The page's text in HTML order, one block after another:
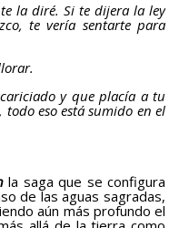
la diré. Si te dijera la ley
te vería sentarte para
y que placía a tu
eso está sumido en el
la saga que se configura
de las aguas sagradas,
aún más profundo el